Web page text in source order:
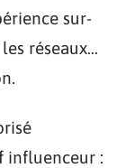
sur-
réseaux…
influenceur :